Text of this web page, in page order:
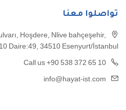
تواصلوا معنا
Hoşdere, Nlive bahçeşehir,
Daire:49, 34510 Esenyurt/İstanbul
Call us +90 538 372 65 10
info@hayat-ist.com